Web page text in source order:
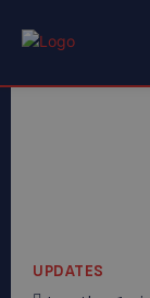
UPDATES